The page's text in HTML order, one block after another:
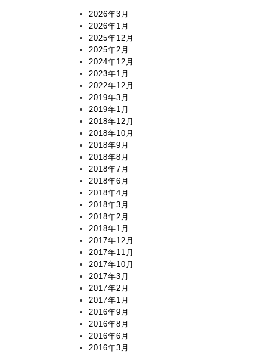
2026年3月
2026年1月
2025年12月
2025年2月
2024年12月
2023年1月
2022年12月
2019年3月
2019年1月
2018年12月
2018年10月
2018年9月
2018年8月
2018年7月
2018年6月
2018年4月
2018年3月
2018年2月
2018年1月
2017年12月
2017年11月
2017年10月
2017年3月
2017年2月
2017年1月
2016年9月
2016年8月
2016年6月
2016年3月